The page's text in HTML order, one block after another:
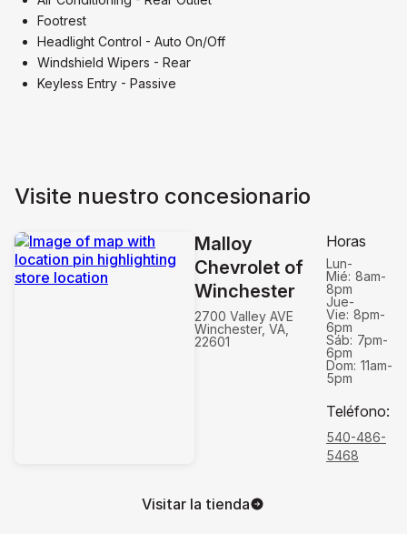
Footrest
Headlight Control - Auto On/Off
Windshield Wipers - Rear
Keyless Entry - Passive
Visite nuestro concesionario
Malloy
Chevrolet of
Winchester
2700 Valley AVE
Winchester, VA,
22601
Horas
Lun-
Mié: 8am-
8pm
Jue-
Vie: 8pm-
6pm
Sáb: 7pm-
6pm
Dom: 11am-
5pm
Teléfono:
540-486-
5468
Visitar la tienda